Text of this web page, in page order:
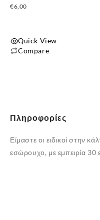
€6,00
Quick View
Compare
Πληροφορίες
Είμαστε οι ειδικοί στην
εσώρουχο, με εμπειρία 30